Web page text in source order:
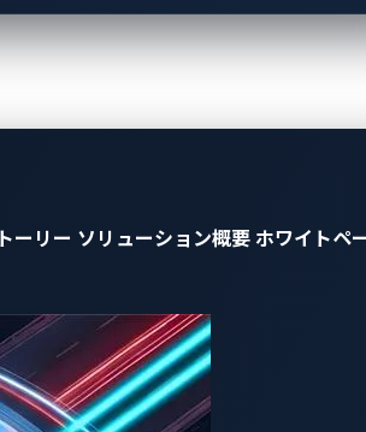
ーリー ソリューション概要 ホワイトペ
間短縮やコンプライアンスの迅速な達